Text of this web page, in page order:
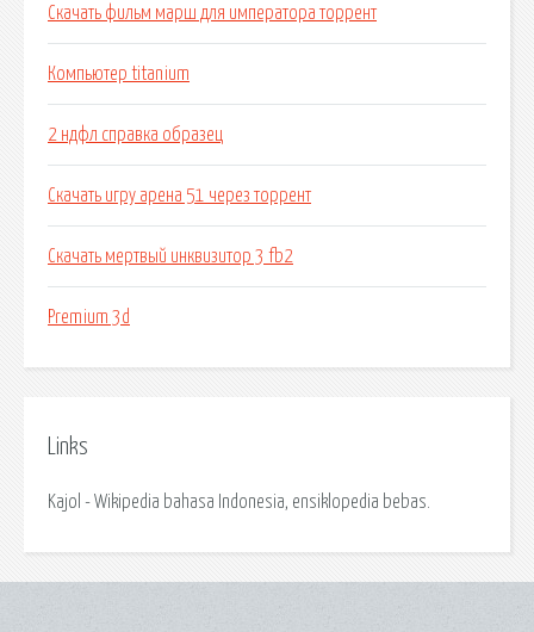
Скачать фильм марш для императора торрент
Компьютер titanium
2 ндфл справка образец
Скачать игру арена 51 через торрент
Скачать мертвый инквизитор 3 fb2
Premium 3d
Links
Kajol - Wikipedia bahasa Indonesia, ensiklopedia bebas.